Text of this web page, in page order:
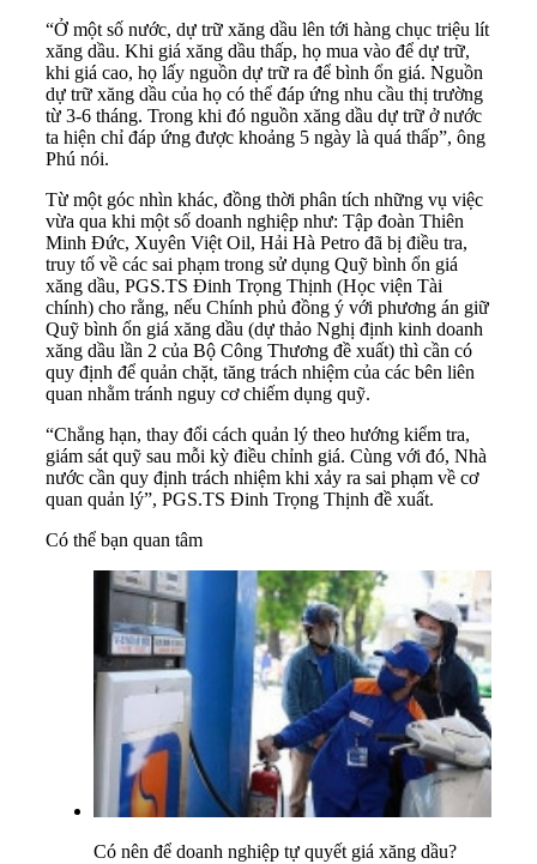
“Ở một số nước, dự trữ xăng dầu lên tới hàng chục triệu lít
xăng dầu. Khi giá xăng dầu thấp, họ mua vào để dự trữ,
khi giá cao, họ lấy nguồn dự trữ ra để bình ổn giá. Nguồn
dự trữ xăng dầu của họ có thể đáp ứng nhu cầu thị trường
từ 3-6 tháng. Trong khi đó nguồn xăng dầu dự trữ ở nước
ta hiện chỉ đáp ứng được khoảng 5 ngày là quá thấp”, ông
Phú nói.
Từ một góc nhìn khác, đồng thời phân tích những vụ việc
vừa qua khi một số doanh nghiệp như: Tập đoàn Thiên
Minh Đức, Xuyên Việt Oil, Hải Hà Petro đã bị điều tra,
truy tố về các sai phạm trong sử dụng Quỹ bình ổn giá
xăng dầu, PGS.TS Đinh Trọng Thịnh (Học viện Tài
chính) cho rằng, nếu Chính phủ đồng ý với phương án giữ
Quỹ bình ổn giá xăng dầu (dự thảo Nghị định kinh doanh
xăng dầu lần 2 của Bộ Công Thương đề xuất) thì cần có
quy định để quản chặt, tăng trách nhiệm của các bên liên
quan nhằm tránh nguy cơ chiếm dụng quỹ.
“Chẳng hạn, thay đổi cách quản lý theo hướng kiểm tra,
giám sát quỹ sau mỗi kỳ điều chỉnh giá. Cùng với đó, Nhà
nước cần quy định trách nhiệm khi xảy ra sai phạm về cơ
quan quản lý”, PGS.TS Đinh Trọng Thịnh đề xuất.
Có thể bạn quan tâm
Có nên để doanh nghiệp tự quyết giá xăng dầu?